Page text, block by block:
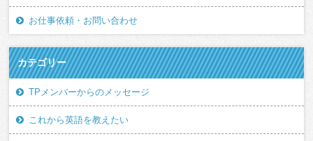
お仕事依頼・お問い合わせ
カテゴリー
TPメンバーからのメッセージ
これから英語を教えたい